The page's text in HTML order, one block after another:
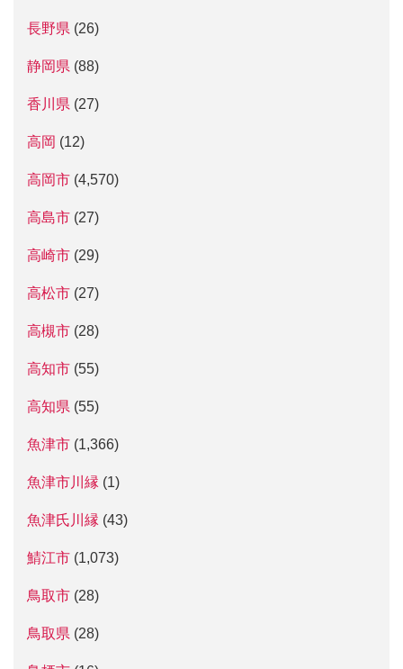
長野県 (26)
静岡県 (88)
香川県 (27)
高岡 (12)
高岡市 (4,570)
高島市 (27)
高崎市 (29)
高松市 (27)
高槻市 (28)
高知市 (55)
高知県 (55)
魚津市 (1,366)
魚津市川縁 (1)
魚津氏川縁 (43)
鯖江市 (1,073)
鳥取市 (28)
鳥取県 (28)